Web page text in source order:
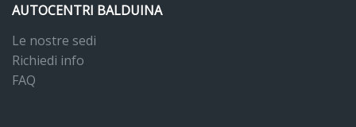
AUTOCENTRI BALDUINA
Le nostre sedi
Richiedi info
FAQ